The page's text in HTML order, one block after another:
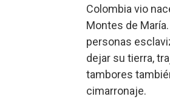
Colombia vio
Montes de
personas
dejar su tierra,
tambores
cimarronaje.